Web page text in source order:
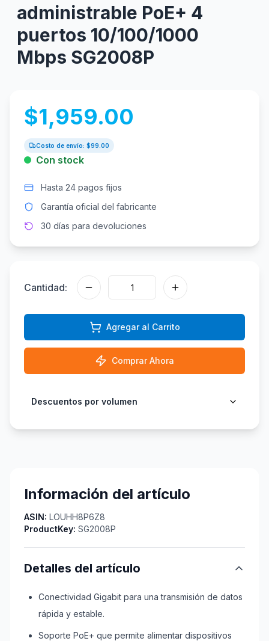
administrable PoE+ 4
puertos 10/100/1000
Mbps SG2008P
$1,959.00
Costo de envío: $99.00
Con stock
Hasta 24 pagos fijos
Garantía oficial del fabricante
30 días para devoluciones
Cantidad:
Agregar al Carrito
Comprar Ahora
Descuentos por volumen
Información del artículo
ASIN: LOUHH8P6Z8
ProductKey: SG2008P
Detalles del artículo
Conectividad Gigabit para una transmisión de datos
rápida y estable.
Soporte PoE+ que permite alimentar dispositivos